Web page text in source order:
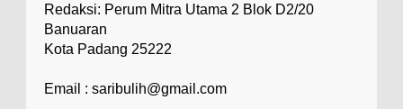
Redaksi: Perum Mitra Utama 2 Blok D2/20
Banuaran
Kota Padang 25222
Email : saribulih@gmail.com